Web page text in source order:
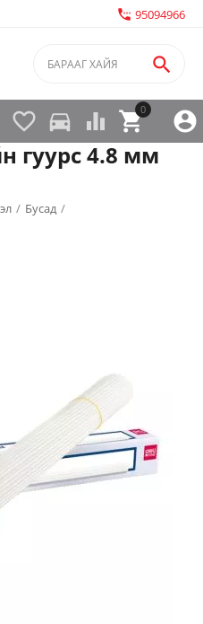
settings_phone 95094966


0

 directions_car 
гуурс 4.8 мм
/ Бусад /